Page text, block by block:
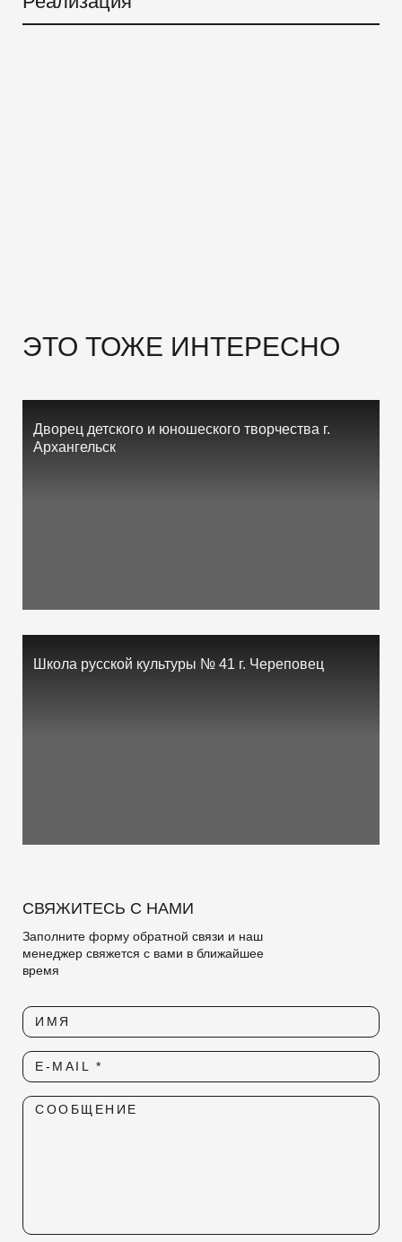
ЭТО ТОЖЕ ИНТЕРЕСНО
Дворец детского и юношеского творчества г.
Архангельск
Школа русской культуры № 41 г. Череповец
СВЯЖИТЕСЬ С НАМИ
Заполните форму обратной связи и наш
менеджер свяжется с вами в ближайшее
время
ИМЯ
СООБЩЕНИЕ
E-MAIL *